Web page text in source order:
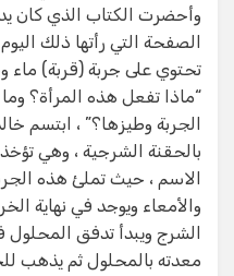
وأحضرت الكتاب الذي كان
الصفحة التي رأتها ذلك
تحتوي على جربة (قربة) ماء
“ماذا تفعل هذه المرأة؟
الجربة وطيزها؟” ، ابتسم
بالحقنة الشرجية ، وهي
الاسم ، حيث تملئ هذه
والأمعاء ويوجد في نهاية
الشرج ويبدأ تدفق
معدته بالمحلول ثم يذهب